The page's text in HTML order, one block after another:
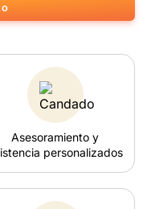
Asesoramiento y
personalizados